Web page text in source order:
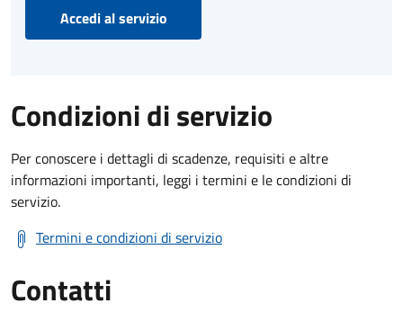
Accedi al servizio
Condizioni di servizio
Per conoscere i dettagli di scadenze, requisiti e altre
informazioni importanti, leggi i termini e le condizioni di
servizio.
Termini e condizioni di servizio
Contatti